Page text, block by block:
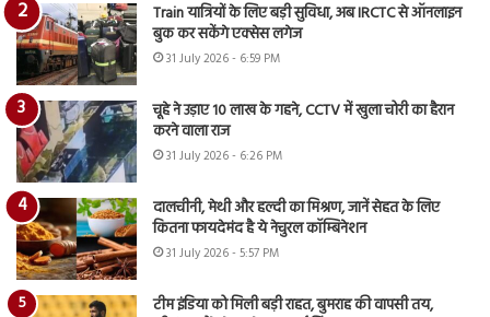
Train यात्रियों के लिए बड़ी सुविधा, अब IRCTC से ऑनलाइन
बुक कर सकेंगे एक्सेस लगेज
31 July 2026 - 6:59 PM
चूहे ने उड़ाए 10 लाख के गहने, CCTV में खुला चोरी का हैरान
करने वाला राज
31 July 2026 - 6:26 PM
दालचीनी, मेथी और हल्दी का मिश्रण, जानें सेहत के लिए
कितना फायदेमंद है ये नेचुरल कॉम्बिनेशन
31 July 2026 - 5:57 PM
टीम इंडिया को मिली बड़ी राहत, बुमराह की वापसी तय,